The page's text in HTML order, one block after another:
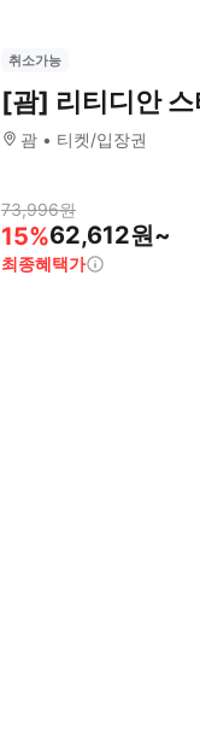
취소가능
[괌] 리티디안
괌 티켓/입장권
73,996원
15%62,612원~
최종혜택가